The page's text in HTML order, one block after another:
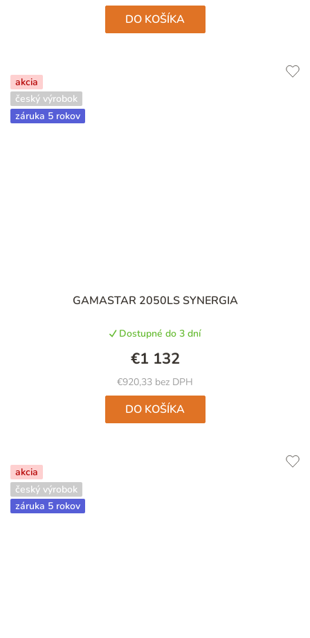
DO KOŠÍKA
akcia
český výrobok
záruka 5 rokov
GAMASTAR 2050LS SYNERGIA
Dostupné do 3 dní
€920,33 bez DPH
€1 132
DO KOŠÍKA
akcia
český výrobok
záruka 5 rokov